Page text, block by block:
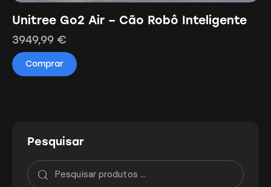
Unitree Go2 Air – Cão Robô Inteligente
3949,99 €
Comprar
Pesquisar